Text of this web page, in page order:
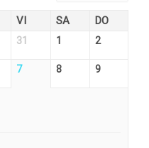
VI SA DO
31 1 2
7 8 9